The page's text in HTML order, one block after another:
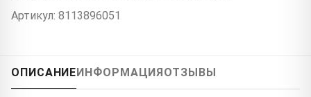
Артикул: 8113896051
ОПИСАНИЕИНФОРМАЦИЯОТЗЫВЫ